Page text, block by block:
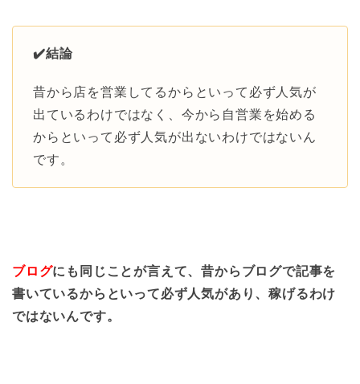
✔️結論
昔から店を営業してるからといって必ず人気が
出ているわけではなく、今から自営業を始める
からといって必ず人気が出ないわけではないん
です。
ブログにも同じことが言えて、昔からブログで記事を
書いているからといって必ず人気があり、稼げるわけ
ではないんです。